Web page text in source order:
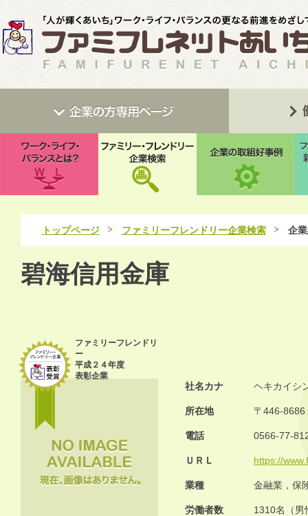
トップページ ファミリーフレンドリー企業検索 企
碧海信用金庫
ファミリーフレンドリ
ー
平成２４年度
表彰企業
社名カナ ヘキカイシ
所在地 〒446-8686
電話 0566-77-
ＵＲＬ https://
業種 金融業，保
労働者数 1310名（